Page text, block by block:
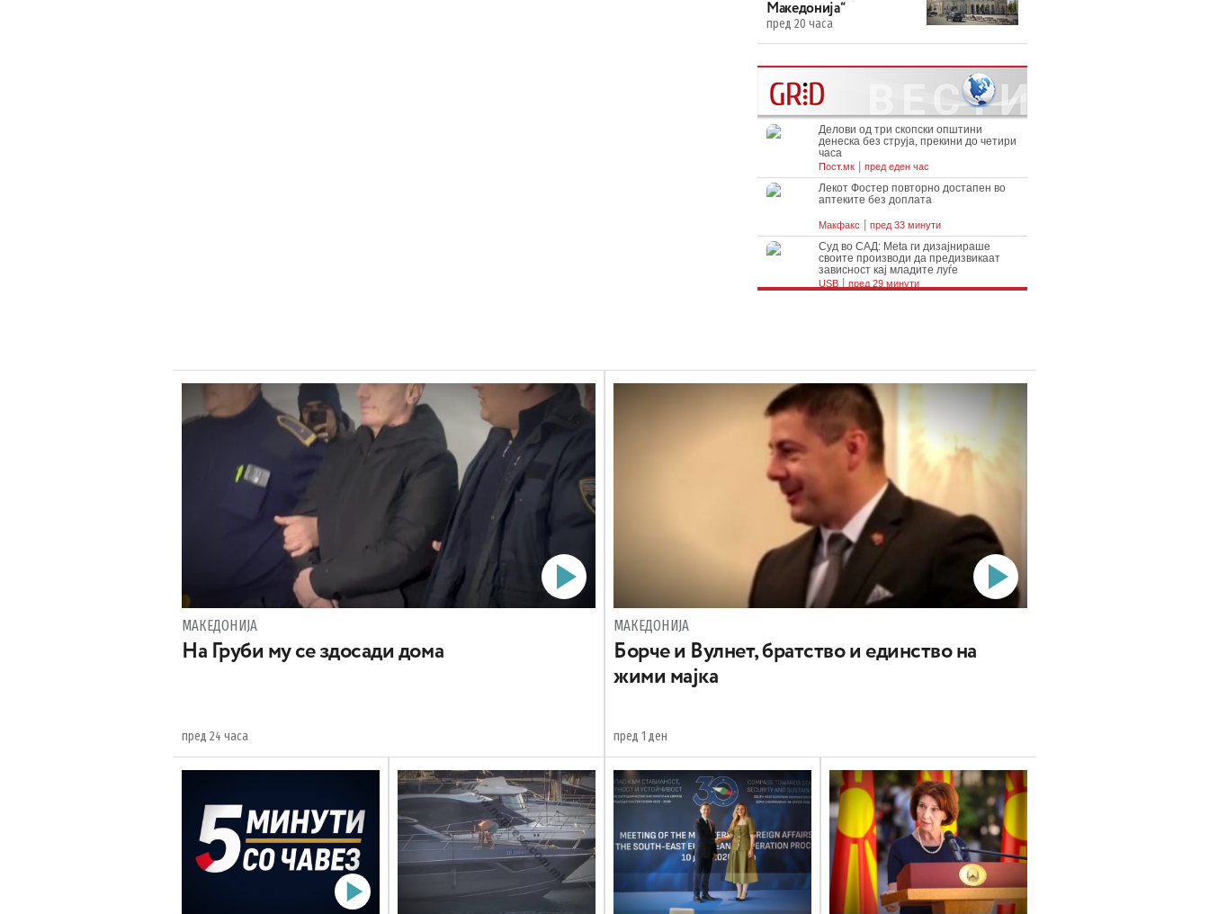
Македонија“
пред 20 часа
МАКЕДОНИЈА
На Груби му се здосади дома
пред 24 часа
МАКЕДОНИЈА
Борче и Вулнет, братство и единство на
жими мајка
пред 1 ден